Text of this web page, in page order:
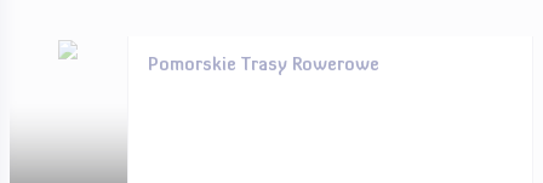
Pomorskie Trasy Rowerowe